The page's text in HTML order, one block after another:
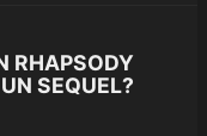
RHAPSODY
SEQUEL?